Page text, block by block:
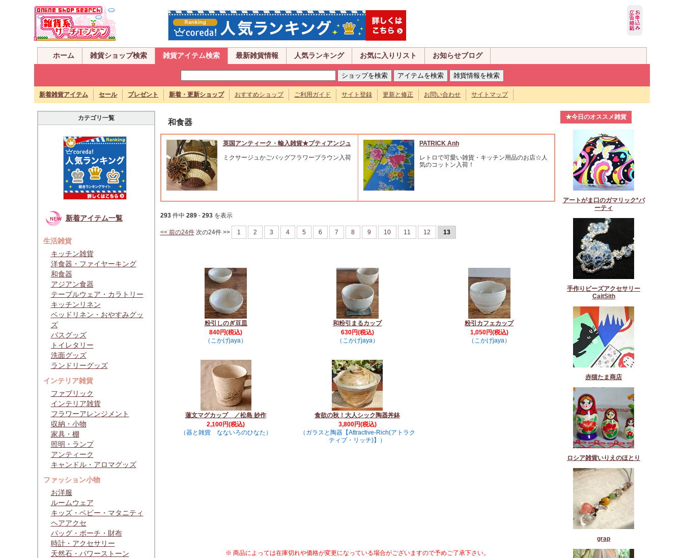
ホーム 雑貨ショップ検索 雑貨アイテム検索 最新雑貨情報 人気ランキング お気に入りリスト お知らせブログ
新着雑貨アイテム セール プレゼント 新着・更新ショップ おすすめショップ ご利用ガイド サイト登録 更新と修正 お問い合わせ サイトマップ
カテゴリ一覧
新着アイテム一覧
生活雑貨
キッチン雑貨
洋食器・ファイヤーキング
和食器
アジアン食器
テーブルウェア・カラトリー
キッチンリネン
ベッドリネン・おやすみグッ
ズ
バスグッズ
トイレタリー
洗面グッズ
ランドリーグッズ
インテリア雑貨
ファブリック
インテリア雑貨
フラワーアレンジメント
収納・小物
家具・棚
照明・ランプ
アンティーク
キャンドル・アロマグッズ
ファッション小物
お洋服
ルームウェア
キッズ・ベビー・マタニティ
ヘアアクセ
バッグ・ポーチ・財布
時計・アクセサリー
天然石・パワーストーン
和食器
英国アンティーク・輸入雑貨★プティアンジュ
ミクサージュかごバッグフラワーブラウン入荷
PATRICK Anh
レトロで可愛い雑貨・キッチン用品のお店☆人
気のコットン入荷！
293件中 289- 293を表示
<< 前の24件次の24件 >> 1 2 3 4 5 6 7 8 9 10 11 12 13
粉引しのぎ豆皿
840円(税込)
（こかげjaya）
和粉引まるカップ
630円(税込)
（こかげjaya）
粉引カフェカップ
1,050円(税込)
（こかげjaya）
蓮文マグカップ ／松島 妙作
2,100円(税込)
（器と雑貨 なないろのひなた）
食欲の秋！大人シック陶器丼鉢
3,800円(税込)
（ガラスと陶器【Attractive-Rich(アトラク
ティブ・リッチ)】）
※ 商品によっては在庫切れや価格が変更になっている場合がございますので予めご了承下さい。
★今日のオススメ雑貨
アートがま口のガマリック*パ
ーティ
手作りビーズアクセサリー
CaitSith
赤猫たま商店
ロシア雑貨いりえのほとり
grap